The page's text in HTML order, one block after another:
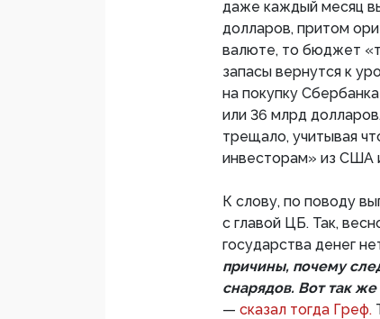
даже каждый месяц
долларов, притом
валюте, то бюджет
запасы вернутся к
на покупку
или 36 млрд
трещало, учитывая
инвесторам» из США
К слову, по поводу
с главой ЦБ. Так,
государства денег
причины, почему
снарядов. Вот так же
— сказал тогда Греф.